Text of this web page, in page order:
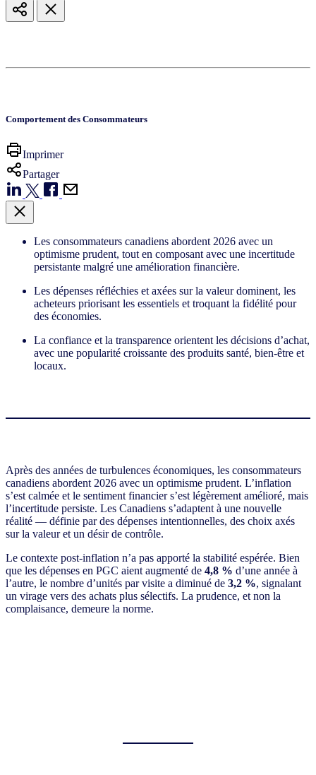
Comportement des Consommateurs
Imprimer
Partager
Les consommateurs canadiens abordent 2026 avec un
optimisme prudent, tout en composant avec une incertitude
persistante malgré une amélioration financière.
Les dépenses réfléchies et axées sur la valeur dominent, les
acheteurs priorisant les essentiels et troquant la fidélité pour
des économies.
La confiance et la transparence orientent les décisions d’achat,
avec une popularité croissante des produits santé, bien-être et
locaux.
Après des années de turbulences économiques, les consommateurs
canadiens abordent 2026 avec un optimisme prudent. L’inflation
s’est calmée et le sentiment financier s’est légèrement amélioré, mais
l’incertitude persiste. Les Canadiens s’adaptent à une nouvelle
réalité — définie par des dépenses intentionnelles, des choix axés
sur la valeur et un désir de contrôle.
Le contexte post-inflation n’a pas apporté la stabilité espérée. Bien
que les dépenses en PGC aient augmenté de 4,8 % d’une année à
l’autre, le nombre d’unités par visite a diminué de 3,2 %, signalant
un virage vers des achats plus sélectifs. La prudence, et non la
complaisance, demeure la norme.